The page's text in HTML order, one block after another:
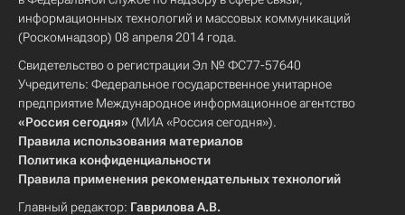
информационных технологий и массовых коммуникаций
(Роскомнадзор) 08 апреля 2014 года.
Свидетельство о регистрации Эл № ФС77-57640
Учредитель: Федеральное государственное унитарное
предприятие Международное информационное агентство
«Россия сегодня» (МИА «Россия сегодня»).
Правила использования материалов
Политика конфиденциальности
Правила применения рекомендательных технологий
Главный редактор: Гаврилова А.В.